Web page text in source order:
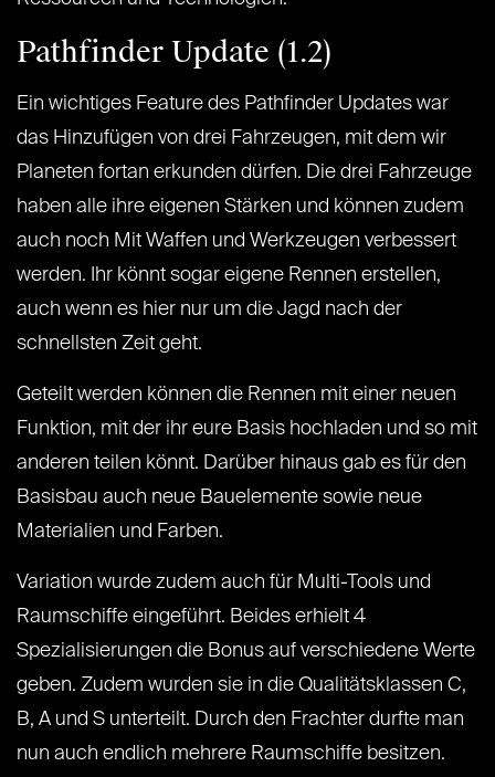
Pathfinder Update (1.2)
Ein wichtiges Feature des Pathfinder Updates war
das Hinzufügen von drei Fahrzeugen, mit dem wir
Planeten fortan erkunden dürfen. Die drei Fahrzeuge
haben alle ihre eigenen Stärken und können zudem
auch noch Mit Waffen und Werkzeugen verbessert
werden. Ihr könnt sogar eigene Rennen erstellen,
auch wenn es hier nur um die Jagd nach der
schnellsten Zeit geht.
Geteilt werden können die Rennen mit einer neuen
Funktion, mit der ihr eure Basis hochladen und so mit
anderen teilen könnt. Darüber hinaus gab es für den
Basisbau auch neue Bauelemente sowie neue
Materialien und Farben.
Variation wurde zudem auch für Multi-Tools und
Raumschiffe eingeführt. Beides erhielt 4
Spezialisierungen die Bonus auf verschiedene Werte
geben. Zudem wurden sie in die Qualitätsklassen C,
B, A und S unterteilt. Durch den Frachter durfte man
nun auch endlich mehrere Raumschiffe besitzen.